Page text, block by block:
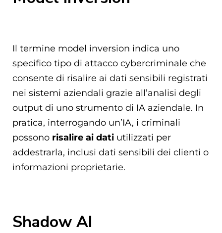
Il termine model inversion indica uno
specifico tipo di attacco cybercriminale che
consente di risalire ai dati sensibili registrati
nei sistemi aziendali grazie all’analisi degli
output di uno strumento di IA aziendale. In
pratica, interrogando un’IA, i criminali
possono risalire ai dati utilizzati per
addestrarla, inclusi dati sensibili dei clienti o
informazioni proprietarie.
Shadow AI